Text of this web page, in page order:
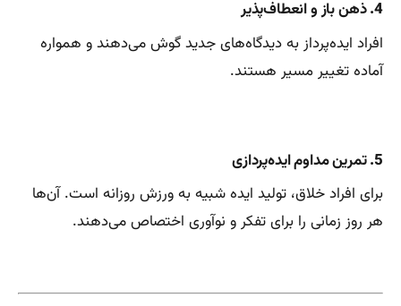
4. ذهن باز و انعطاف‌پذیر
افراد ایده‌پرداز به دیدگاه‌های جدید گوش می‌دهند و همواره
آماده تغییر مسیر هستند.
5. تمرین مداوم ایده‌پردازی
برای افراد خلاق، تولید ایده شبیه به ورزش روزانه است. آن‌ها
هر روز زمانی را برای تفکر و نوآوری اختصاص می‌دهند.